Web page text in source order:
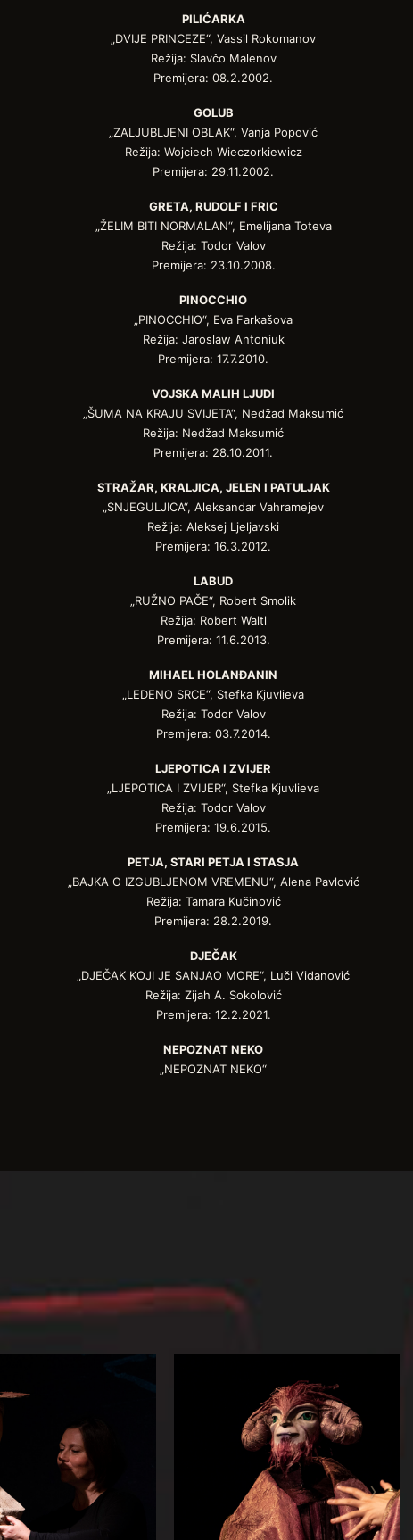
PILIĆARKA
„DVIJE PRINCEZE“, Vassil Rokomanov
Režija: Slavčo Malenov
Premijera: 08.2.2002.
GOLUB
„ZALJUBLJENI OBLAK“, Vanja Popović
Režija: Wojciech Wieczorkiewicz
Premijera: 29.11.2002.
GRETA, RUDOLF I FRIC
„ŽELIM BITI NORMALAN“, Emelijana Toteva
Režija: Todor Valov
Premijera: 23.10.2008.
PINOCCHIO
„PINOCCHIO“, Eva Farkašova
Režija: Jaroslaw Antoniuk
Premijera: 17.7.2010.
VOJSKA MALIH LJUDI
„ŠUMA NA KRAJU SVIJETA“, Nedžad Maksumić
Režija: Nedžad Maksumić
Premijera: 28.10.2011.
STRAŽAR, KRALJICA, JELEN I PATULJAK
„SNJEGULJICA“, Aleksandar Vahramejev
Režija: Aleksej Ljeljavski
Premijera: 16.3.2012.
LABUD
„RUŽNO PAČE“, Robert Smolik
Režija: Robert Waltl
Premijera: 11.6.2013.
MIHAEL HOLANĐANIN
„LEDENO SRCE“, Stefka Kjuvlieva
Režija: Todor Valov
Premijera: 03.7.2014.
LJEPOTICA I ZVIJER
„LJEPOTICA I ZVIJER“, Stefka Kjuvlieva
Režija: Todor Valov
Premijera: 19.6.2015.
PETJA, STARI PETJA I STASJA
„BAJKA O IZGUBLJENOM VREMENU“, Alena Pavlović
Režija: Tamara Kučinović
Premijera: 28.2.2019.
DJEČAK
„DJEČAK KOJI JE SANJAO MORE“, Luči Vidanović
Režija: Zijah A. Sokolović
Premijera: 12.2.2021.
NEPOZNAT NEKO
„NEPOZNAT NEKO“